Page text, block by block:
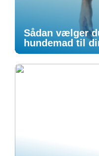
Sådan vælger
hundemad til